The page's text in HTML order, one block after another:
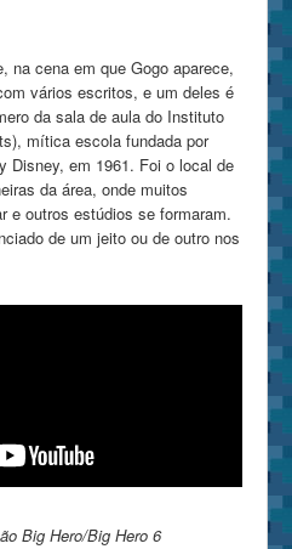
na cena em que Gogo aparece,
vários escritos, e um deles é
da sala de aula do Instituto
mítica escola fundada por
Disney, em 1961. Foi o local de
da área, onde muitos
e outros estúdios se formaram.
de um jeito ou de outro nos
Big Hero/Big Hero 6